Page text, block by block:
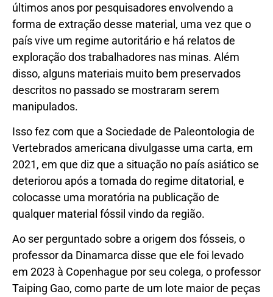
últimos anos por pesquisadores envolvendo a
forma de extração desse material, uma vez que o
país vive um regime autoritário e há relatos de
exploração dos trabalhadores nas minas. Além
disso, alguns materiais muito bem preservados
descritos no passado se mostraram serem
manipulados.
Isso fez com que a Sociedade de Paleontologia de
Vertebrados americana divulgasse uma carta, em
2021, em que diz que a situação no país asiático se
deteriorou após a tomada do regime ditatorial, e
colocasse uma moratória na publicação de
qualquer material fóssil vindo da região.
Ao ser perguntado sobre a origem dos fósseis, o
professor da Dinamarca disse que ele foi levado
em 2023 à Copenhague por seu colega, o professor
Taiping Gao, como parte de um lote maior de peças